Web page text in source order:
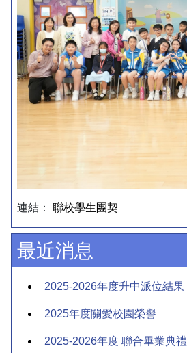
連結： 聯校學生團契
最近消息
2025-2026年度升中派位結果
2025年度關愛校園榮譽
2025-2026年度 聯合畢業典禮